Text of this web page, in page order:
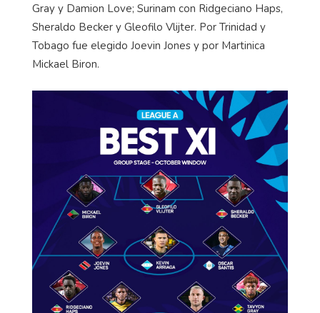
Gray y Damion Love; Surinam con Ridgeciano Haps,
Sheraldo Becker y Gleofilo Vlijter. Por Trinidad y
Tobago fue elegido Joevin Jones y por Martinica
Mickael Biron.